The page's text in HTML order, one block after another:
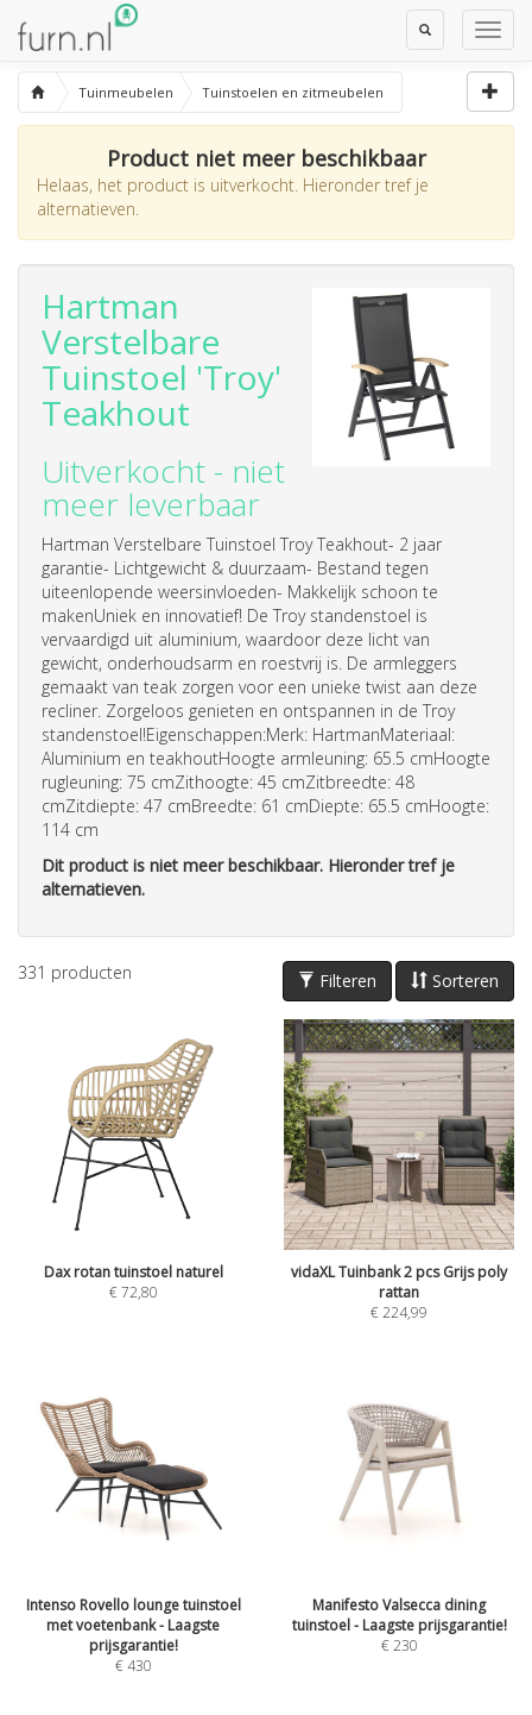
Toggle
Search
Tuinmeubelen Tuinstoelen en zitmeubelen
Product niet meer beschikbaar
Helaas, het product is uitverkocht. Hieronder tref je
alternatieven.
Hartman
Verstelbare
Tuinstoel 'Troy'
Teakhout
Uitverkocht - niet
meer leverbaar
Hartman Verstelbare Tuinstoel Troy Teakhout- 2 jaar
garantie- Lichtgewicht & duurzaam- Bestand tegen
uiteenlopende weersinvloeden- Makkelijk schoon te
makenUniek en innovatief! De Troy standenstoel is
vervaardigd uit aluminium, waardoor deze licht van
gewicht, onderhoudsarm en roestvrij is. De armleggers
gemaakt van teak zorgen voor een unieke twist aan deze
recliner. Zorgeloos genieten en ontspannen in de Troy
standenstoel!Eigenschappen:Merk: HartmanMateriaal:
Aluminium en teakhoutHoogte armleuning: 65.5 cmHoogte
rugleuning: 75 cmZithoogte: 45 cmZitbreedte: 48
cmZitdiepte: 47 cmBreedte: 61 cmDiepte: 65.5 cmHoogte:
114 cm
Dit product is niet meer beschikbaar. Hieronder tref je
alternatieven.
Sorteren
Filteren
331 producten
Dax rotan tuinstoel naturel
€72,80
vidaXL Tuinbank 2 pcs Grijs poly
rattan
€224,99
Intenso Rovello lounge tuinstoel
met voetenbank - Laagste
prijsgarantie!
€430
Manifesto Valsecca dining
tuinstoel - Laagste prijsgarantie!
€230